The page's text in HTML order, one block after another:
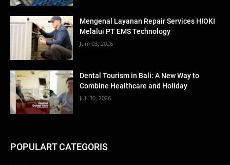
Mengenal Layanan Repair Services HIOKI
Melalui PT EMS Technology
Juni 03, 2026
Dental Tourism in Bali: A New Way to
Combine Healthcare and Holiday
Juli 30, 2026
POPULART CATEGORIS